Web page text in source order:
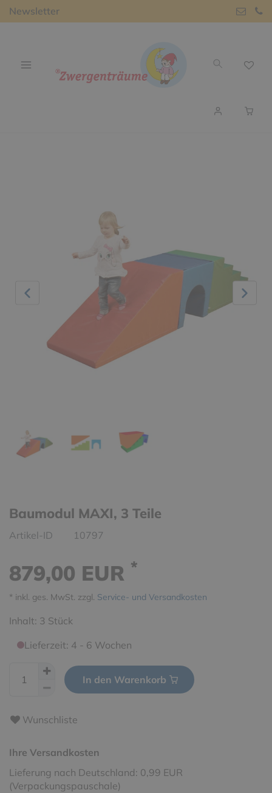
Newsletter
Baumodul MAXI, 3 Teile
Artikel-ID 10797
879,00 EUR *
* inkl. ges. MwSt. zzgl. Service- und Versandkosten
Inhalt: 3 Stück
Lieferzeit: 4 - 6 Wochen
In den Warenkorb
Wunschliste
Ihre Versandkosten
Lieferung nach Deutschland: 0,99 EUR
(Verpackungspauschale)